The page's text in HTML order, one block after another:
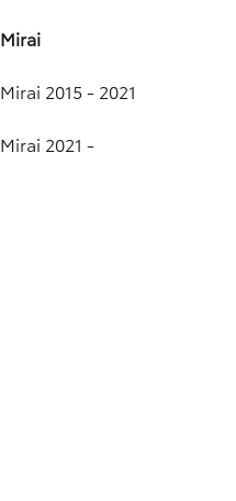
Mirai
Mirai 2015 - 2021
Mirai 2021 -